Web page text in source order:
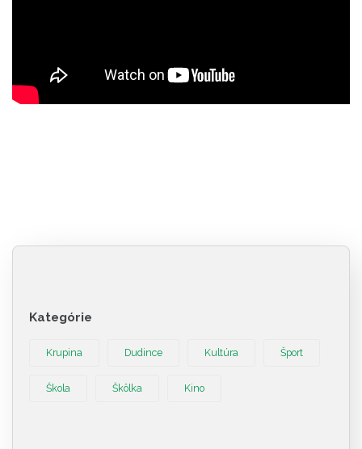
Kategórie
Krupina Dudince Kultúra Šport
Škola Škôlka Kino